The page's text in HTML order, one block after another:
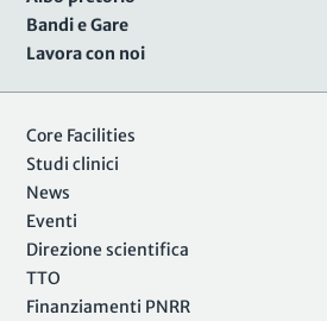
Bandi e Gare
Lavora con noi
Core Facilities
Studi clinici
News
Eventi
Direzione scientifica
TTO
Finanziamenti PNRR